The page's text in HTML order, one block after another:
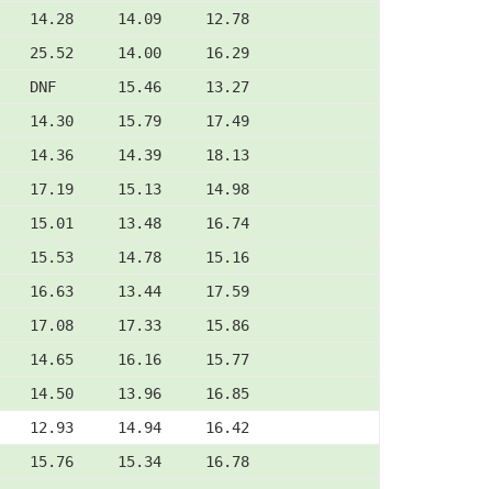
14.28     14.09     12.78
25.52     14.00     16.29
DNF       15.46     13.27
14.30     15.79     17.49
14.36     14.39     18.13
17.19     15.13     14.98
15.01     13.48     16.74
15.53     14.78     15.16
16.63     13.44     17.59
17.08     17.33     15.86
14.65     16.16     15.77
14.50     13.96     16.85
12.93     14.94     16.42
15.76     15.34     16.78